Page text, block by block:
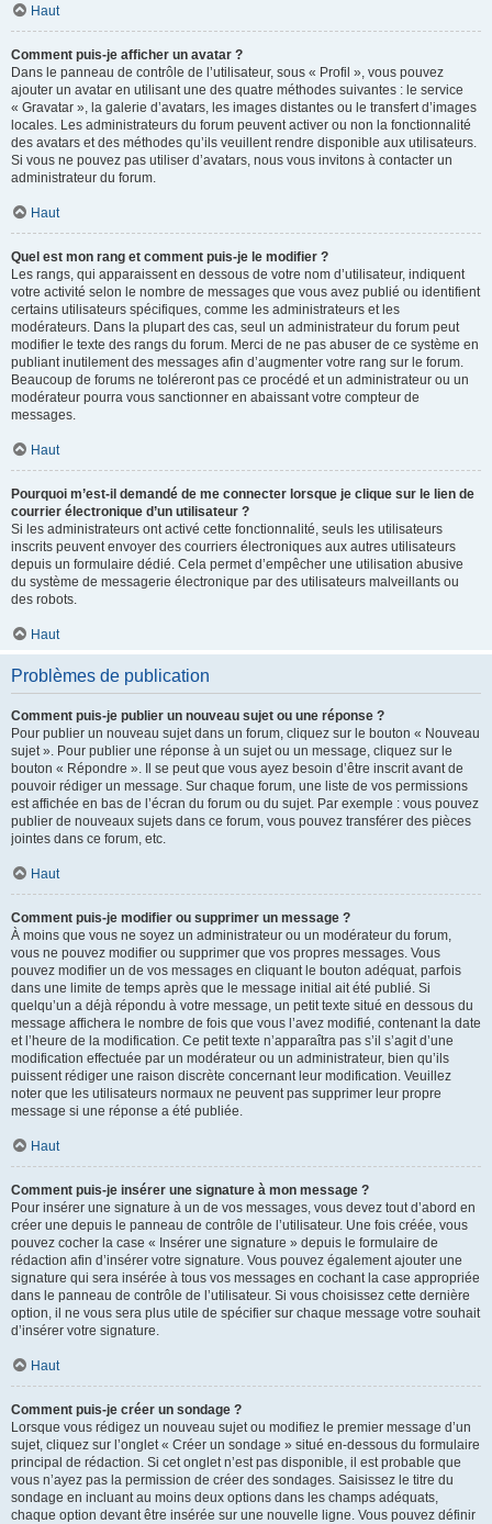
Haut
Comment puis-je afficher un avatar ?
Dans le panneau de contrôle de l’utilisateur, sous « Profil », vous pouvez
ajouter un avatar en utilisant une des quatre méthodes suivantes : le service
« Gravatar », la galerie d’avatars, les images distantes ou le transfert d’images
locales. Les administrateurs du forum peuvent activer ou non la fonctionnalité
des avatars et des méthodes qu’ils veuillent rendre disponible aux utilisateurs.
Si vous ne pouvez pas utiliser d’avatars, nous vous invitons à contacter un
administrateur du forum.
Haut
Quel est mon rang et comment puis-je le modifier ?
Les rangs, qui apparaissent en dessous de votre nom d’utilisateur, indiquent
votre activité selon le nombre de messages que vous avez publié ou identifient
certains utilisateurs spécifiques, comme les administrateurs et les
modérateurs. Dans la plupart des cas, seul un administrateur du forum peut
modifier le texte des rangs du forum. Merci de ne pas abuser de ce système en
publiant inutilement des messages afin d’augmenter votre rang sur le forum.
Beaucoup de forums ne toléreront pas ce procédé et un administrateur ou un
modérateur pourra vous sanctionner en abaissant votre compteur de
messages.
Haut
Pourquoi m’est-il demandé de me connecter lorsque je clique sur le lien de
courrier électronique d’un utilisateur ?
Si les administrateurs ont activé cette fonctionnalité, seuls les utilisateurs
inscrits peuvent envoyer des courriers électroniques aux autres utilisateurs
depuis un formulaire dédié. Cela permet d’empêcher une utilisation abusive
du système de messagerie électronique par des utilisateurs malveillants ou
des robots.
Haut
Problèmes de publication
Comment puis-je publier un nouveau sujet ou une réponse ?
Pour publier un nouveau sujet dans un forum, cliquez sur le bouton « Nouveau
sujet ». Pour publier une réponse à un sujet ou un message, cliquez sur le
bouton « Répondre ». Il se peut que vous ayez besoin d’être inscrit avant de
pouvoir rédiger un message. Sur chaque forum, une liste de vos permissions
est affichée en bas de l’écran du forum ou du sujet. Par exemple : vous pouvez
publier de nouveaux sujets dans ce forum, vous pouvez transférer des pièces
jointes dans ce forum, etc.
Haut
Comment puis-je modifier ou supprimer un message ?
À moins que vous ne soyez un administrateur ou un modérateur du forum,
vous ne pouvez modifier ou supprimer que vos propres messages. Vous
pouvez modifier un de vos messages en cliquant le bouton adéquat, parfois
dans une limite de temps après que le message initial ait été publié. Si
quelqu’un a déjà répondu à votre message, un petit texte situé en dessous du
message affichera le nombre de fois que vous l’avez modifié, contenant la date
et l’heure de la modification. Ce petit texte n’apparaîtra pas s’il s’agit d’une
modification effectuée par un modérateur ou un administrateur, bien qu’ils
puissent rédiger une raison discrète concernant leur modification. Veuillez
noter que les utilisateurs normaux ne peuvent pas supprimer leur propre
message si une réponse a été publiée.
Haut
Comment puis-je insérer une signature à mon message ?
Pour insérer une signature à un de vos messages, vous devez tout d’abord en
créer une depuis le panneau de contrôle de l’utilisateur. Une fois créée, vous
pouvez cocher la case « Insérer une signature » depuis le formulaire de
rédaction afin d’insérer votre signature. Vous pouvez également ajouter une
signature qui sera insérée à tous vos messages en cochant la case appropriée
dans le panneau de contrôle de l’utilisateur. Si vous choisissez cette dernière
option, il ne vous sera plus utile de spécifier sur chaque message votre souhait
d’insérer votre signature.
Haut
Comment puis-je créer un sondage ?
Lorsque vous rédigez un nouveau sujet ou modifiez le premier message d’un
sujet, cliquez sur l’onglet « Créer un sondage » situé en-dessous du formulaire
principal de rédaction. Si cet onglet n’est pas disponible, il est probable que
vous n’ayez pas la permission de créer des sondages. Saisissez le titre du
sondage en incluant au moins deux options dans les champs adéquats,
chaque option devant être insérée sur une nouvelle ligne. Vous pouvez définir